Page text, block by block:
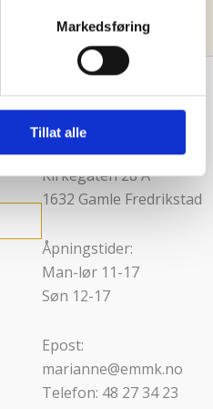
hvordan de skal brukes.
mediefunksjoner og for å
partnerne våre innen
du har gjort tilgjengelig for
Markedsføring
Tillat alle
Kontaktinfo
Adresse:
Kirkegaten 28 A
1632 Gamle Fredrikstad
Åpningstider:
Man-lør 11-17
Søn 12-17
Epost:
marianne@emmk.no
Telefon: 48 27 34 23